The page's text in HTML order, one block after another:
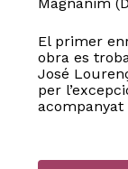
No
El primer
obra es
José
per
acompanyat